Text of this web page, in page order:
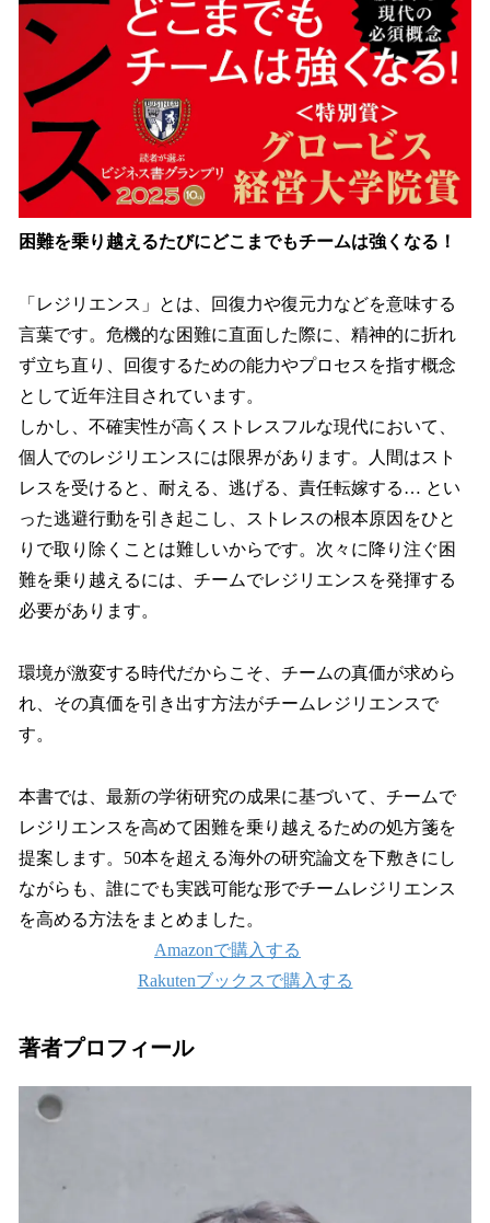
困難を乗り越えるたびにどこまでもチームは強くなる！
「レジリエンス」とは、回復力や復元力などを意味する
言葉です。危機的な困難に直面した際に、精神的に折れ
ず立ち直り、回復するための能力やプロセスを指す概念
として近年注目されています。
しかし、不確実性が高くストレスフルな現代において、
個人でのレジリエンスには限界があります。人間はスト
レスを受けると、耐える、逃げる、責任転嫁する… とい
った逃避行動を引き起こし、ストレスの根本原因をひと
りで取り除くことは難しいからです。次々に降り注ぐ困
難を乗り越えるには、チームでレジリエンスを発揮する
必要があります。
環境が激変する時代だからこそ、チームの真価が求めら
れ、その真価を引き出す方法がチームレジリエンスで
す。
本書では、最新の学術研究の成果に基づいて、チームで
レジリエンスを高めて困難を乗り越えるための処方箋を
提案します。50本を超える海外の研究論文を下敷きにし
ながらも、誰にでも実践可能な形でチームレジリエンス
を高める方法をまとめました。
Amazonで購入する
Rakutenブックスで購入する
著者プロフィール